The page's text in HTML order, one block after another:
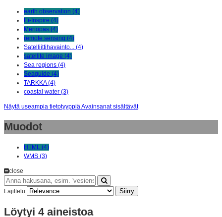
earth observation (4)
Ei-Inspire (4)
Meriopas (4)
remote sensing (4)
Satelliittihavainto... (4)
satellite image (4)
Sea regions (4)
Seaguide (4)
TARKKA (4)
coastal water (3)
Näytä useampia tietotyyppiä Avainsanat sisältävät
Muodot
HTML (4)
WMS (3)
close
Lajittelu Siirry
Löytyi 4 aineistoa